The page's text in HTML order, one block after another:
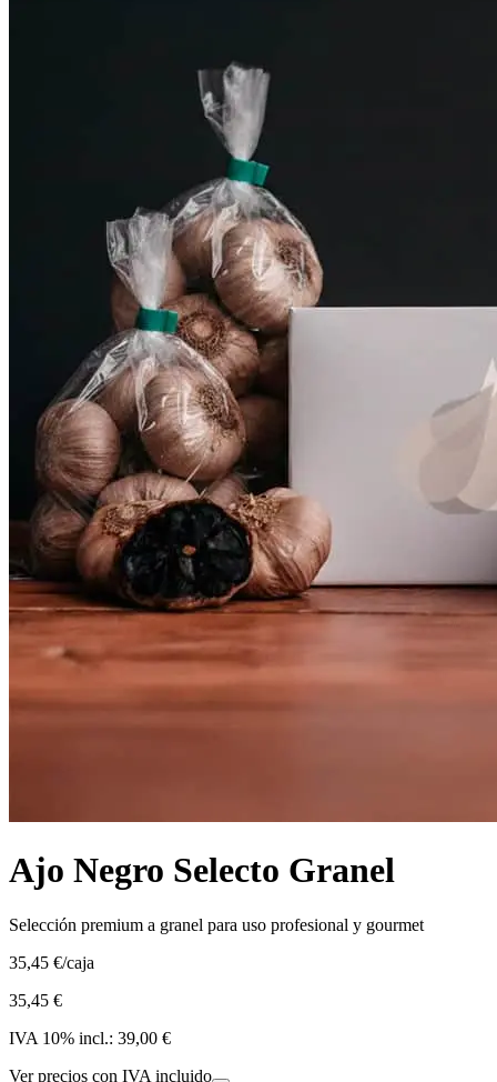
Ajo Negro Selecto Granel
Selección premium a granel para uso profesional y gourmet
35,45 €/caja
35,45 €
IVA 10% incl.: 39,00 €
Ver precios con IVA incluido